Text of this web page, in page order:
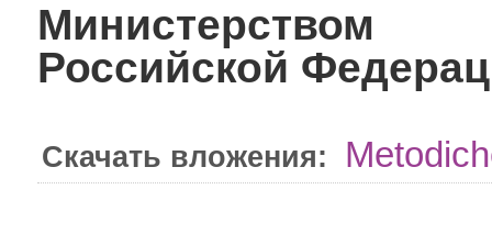
Министерством
Российской
Скачать вложения: